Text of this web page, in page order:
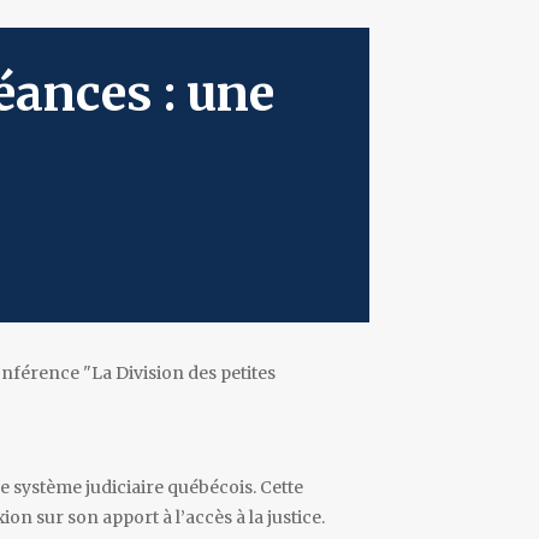
"La Division des petites
système judiciaire québécois. Cette
sur son apport à l’accès à la justice.